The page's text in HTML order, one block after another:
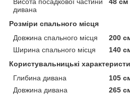
дивана
Розміри спального місця
Довжина спального місця
200
Ширина спального місця
140
Користувальницькі
Глибина дивана
105
Довжина дивана
265